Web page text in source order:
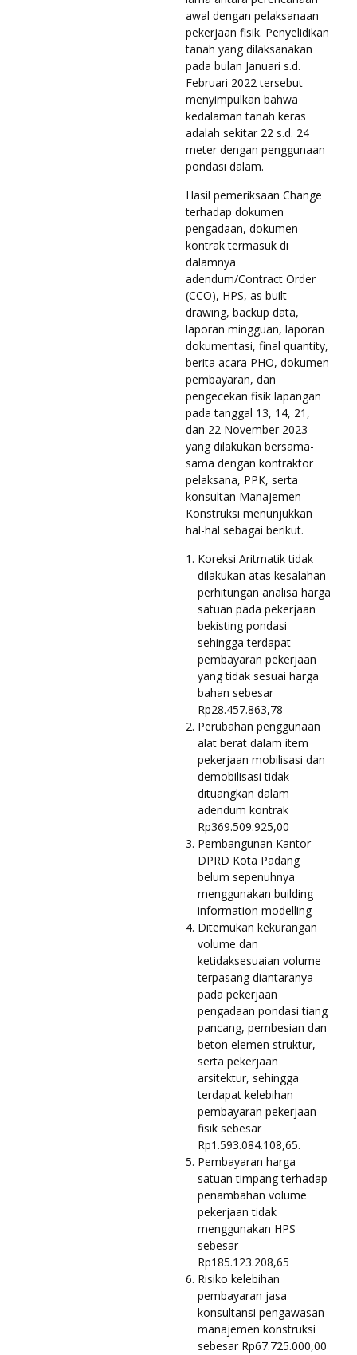
awal dengan pelaksanaan
pekerjaan fisik. Penyelidikan
tanah yang dilaksanakan
pada bulan Januari s.d.
Februari 2022 tersebut
menyimpulkan bahwa
kedalaman tanah keras
adalah sekitar 22 s.d. 24
meter dengan penggunaan
pondasi dalam.
Hasil pemeriksaan Change
terhadap dokumen
pengadaan, dokumen
kontrak termasuk di
dalamnya
adendum/Contract Order
(CCO), HPS, as built
drawing, backup data,
laporan mingguan, laporan
dokumentasi, final quantity,
berita acara PHO, dokumen
pembayaran, dan
pengecekan fisik lapangan
pada tanggal 13, 14, 21,
dan 22 November 2023
yang dilakukan bersama-
sama dengan kontraktor
pelaksana, PPK, serta
konsultan Manajemen
Konstruksi menunjukkan
hal-hal sebagai berikut.
Koreksi Aritmatik tidak
dilakukan atas kesalahan
perhitungan analisa harga
satuan pada pekerjaan
bekisting pondasi
sehingga terdapat
pembayaran pekerjaan
yang tidak sesuai harga
bahan sebesar
Rp28.457.863,78
Perubahan penggunaan
alat berat dalam item
pekerjaan mobilisasi dan
demobilisasi tidak
dituangkan dalam
adendum kontrak
Rp369.509.925,00
Pembangunan Kantor
DPRD Kota Padang
belum sepenuhnya
menggunakan building
information modelling
Ditemukan kekurangan
volume dan
ketidaksesuaian volume
terpasang diantaranya
pada pekerjaan
pengadaan pondasi tiang
pancang, pembesian dan
beton elemen struktur,
serta pekerjaan
arsitektur, sehingga
terdapat kelebihan
pembayaran pekerjaan
fisik sebesar
Rp1.593.084.108,65.
Pembayaran harga
satuan timpang terhadap
penambahan volume
pekerjaan tidak
menggunakan HPS
sebesar
Rp185.123.208,65
Risiko kelebihan
pembayaran jasa
konsultansi pengawasan
manajemen konstruksi
sebesar Rp67.725.000,00